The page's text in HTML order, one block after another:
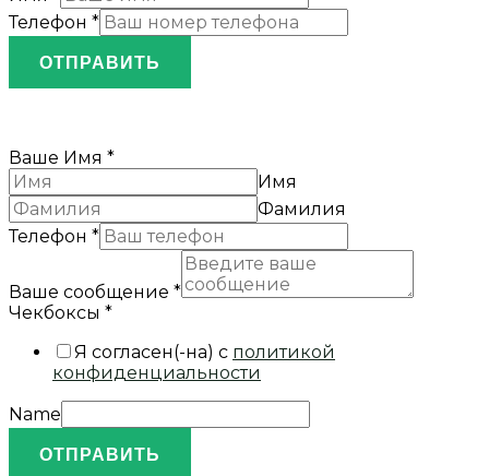
Телефон *
ОТПРАВИТЬ
Ваше Имя *
Имя
Фамилия
Телефон *
Ваше сообщение *
Чекбоксы *
Я согласен(-на) с политикой
конфиденциальности
Name
ОТПРАВИТЬ